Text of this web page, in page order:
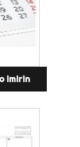
imirin